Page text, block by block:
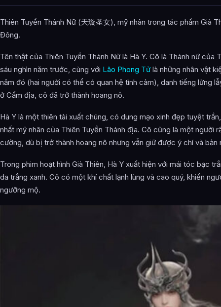
Thiên Tuyền Thánh Nữ (天璇圣女), mỹ nhân trong tác phẩm Già
Đông.
Tên thật của Thiên Tuyền Thánh Nữ là Hà Y. Cô là Thánh nữ của
sáu nghìn năm trước, cùng với Lão Phong Tử là những nhân vật
năm đó (hai người có thể có quan hệ tình cảm), danh tiếng lừng
ở Cấm địa, cô đã trở thành hoang nô.
Hà Y là một thiên tài xuất chúng, có dung mạo xinh đẹp tuyệt
nhất mỹ nhân của Thiên Tuyền Thánh địa. Cô cũng là một người
cường, dù bị trở thành hoang nô nhưng vẫn giữ được ý chí và bản
Trong phim hoạt hình Già Thiên, Hà Y xuất hiện với mái tóc bạc
da trắng xanh. Cô có một khí chất lạnh lùng và cao quý, khiến
ngưỡng mộ.